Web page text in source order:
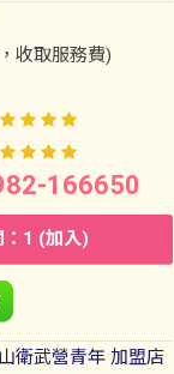
收取服務費)
166650
：1 (加入)
衛武營青年 加盟店